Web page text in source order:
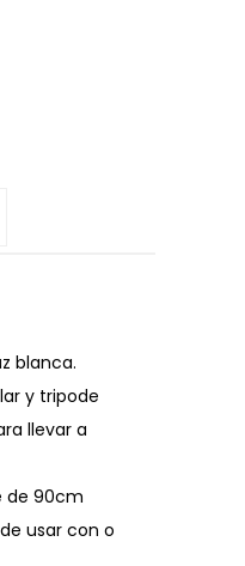
blanca.
y tripode
llevar a
de 90cm
usar con o